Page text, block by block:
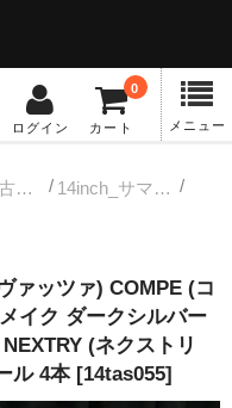
ログイン カート
0
メニュー
サマー中古タイヤホイール
14inch_サマー中古タイヤホイール
ァッツァ) COMPE (コ
イク ダークシルバー
(ネクストリ
ル 4本 [14tas055]